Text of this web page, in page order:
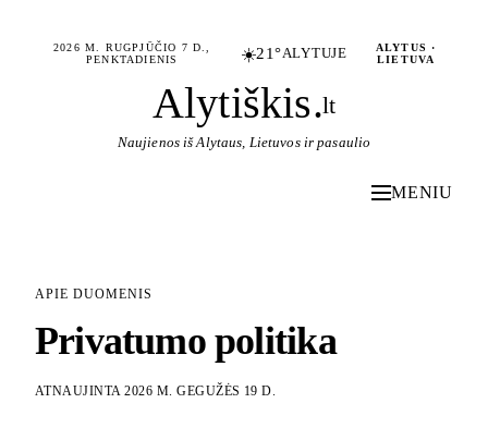
2026 M. RUGPJŪČIO 7 D.,
PENKTADIENIS
☀️21°ALYTUJE
ALYTUS ·
LIETUVA
Alytiškis.lt
Naujienos iš Alytaus, Lietuvos ir pasaulio
MENIU
APIE DUOMENIS
Privatumo politika
ATNAUJINTA2026 M. GEGUŽĖS 19 D.